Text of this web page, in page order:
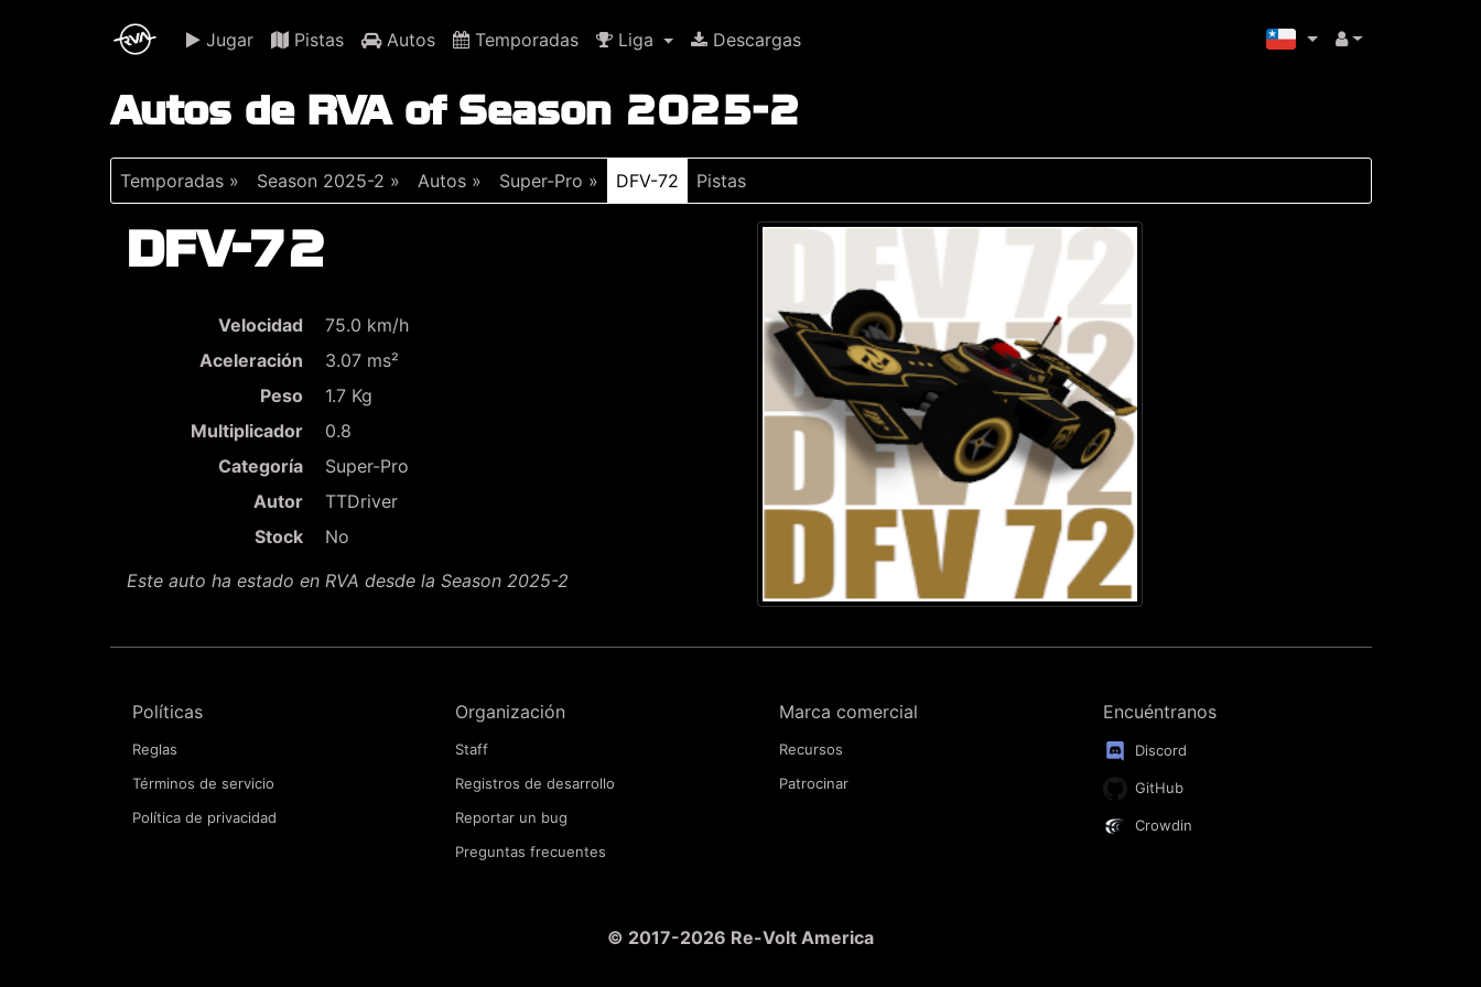
Jugar Pistas Autos Temporadas Liga Descargas
Autos de RVA of Season 2025-2
Temporadas » Season 2025-2 » Autos » Super-Pro » DFV-72 Pistas
DFV-72
Velocidad
75.0 km/h
Aceleración
3.07 ms²
Peso
1.7 Kg
Multiplicador
0.8
Categoría
Super-Pro
Autor
TTDriver
Stock
No
Este auto ha estado en RVA desde la Season 2025-2
Políticas
Reglas
Términos de servicio
Política de privacidad
Organización
Staff
Registros de desarrollo
Reportar un bug
Preguntas frecuentes
Marca comercial
Recursos
Patrocinar
Encuéntranos
Discord
GitHub
Crowdin
© 2017-2026 Re-Volt America